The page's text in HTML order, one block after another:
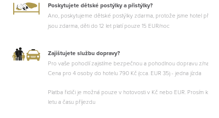
Poskytujete dětské postýlky a přistýlky?
Ano, poskytujeme dětské postýlky zdarma, protože jsme hotel
jsou zdarma, děti do 12 let platí pouze 15 EUR/noc
Zajištujete službu dopravy?
Pro vaše pohodlí zajistíme bezpečnou a pohodlnou dopravu z/na
Cena pro 4 osoby do hotelu 790 Kč (cca. EUR 35) - jedna jízda
Platba řidiči je možná pouze v hotovosti v Kč nebo EUR. Prosím
letu a času příjezdu